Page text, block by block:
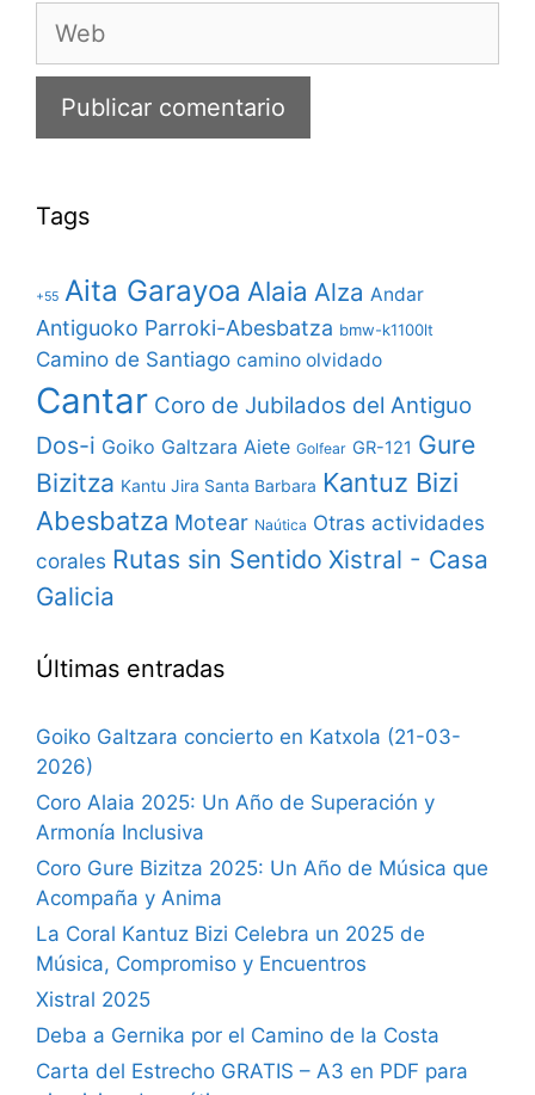
Web
Tags
+55 Aita Garayoa Alaia Alza Andar
Antiguoko Parroki-Abesbatza bmw-k1100lt
Camino de Santiago camino olvidado
Cantar Coro de Jubilados del Antiguo
Dos-i Goiko Galtzara Aiete Golfear GR-121 Gure
Bizitza Kantu Jira Santa Barbara Kantuz Bizi
Abesbatza Motear Naútica Otras actividades
corales Rutas sin Sentido Xistral - Casa
Galicia
Últimas entradas
Goiko Galtzara concierto en Katxola (21-03-
2026)
Coro Alaia 2025: Un Año de Superación y
Armonía Inclusiva
Coro Gure Bizitza 2025: Un Año de Música que
Acompaña y Anima
La Coral Kantuz Bizi Celebra un 2025 de
Música, Compromiso y Encuentros
Xistral 2025
Deba a Gernika por el Camino de la Costa
Carta del Estrecho GRATIS – A3 en PDF para